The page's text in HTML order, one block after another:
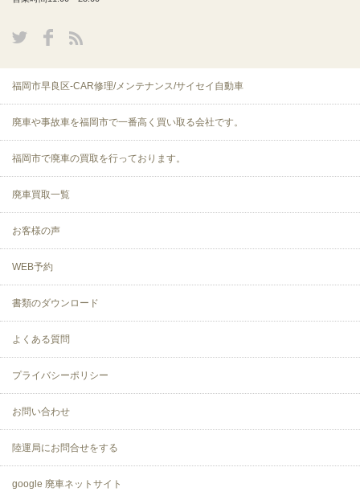
福岡市早良区-CAR修理/メンテナンス/サイセイ自動車
廃車や事故車を福岡市で一番高く買い取る会社です。
福岡市で廃車の買取を行っております。
廃車買取一覧
お客様の声
WEB予約
書類のダウンロード
よくある質問
プライバシーポリシー
お問い合わせ
陸運局にお問合せをする
google 廃車ネットサイト